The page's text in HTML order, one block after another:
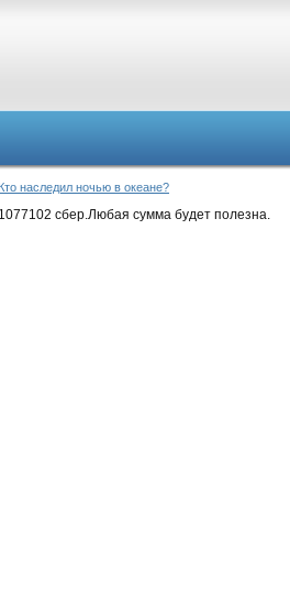
Кто наследил ночью в океане?
сбер.Любая сумма будет полезна.